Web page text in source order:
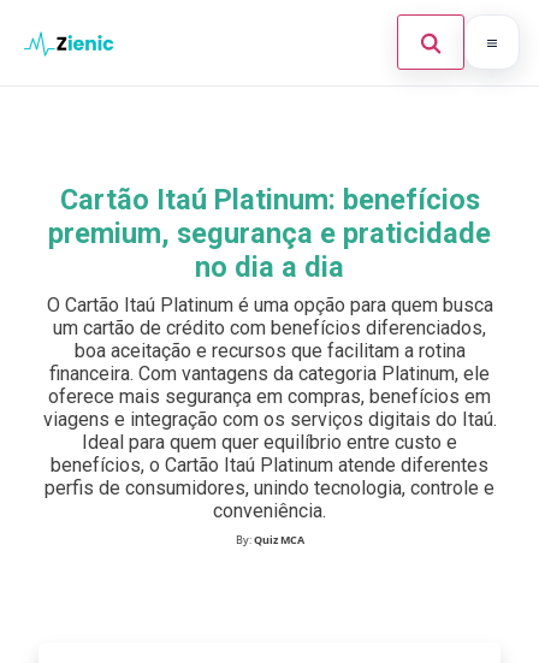
Abrir
Investimento
Legal
Buscar:
Pulsa Enter para buscar o ESC para cerrar.
Cartão Itaú Platinum: benefícios
premium, segurança e praticidade
no dia a dia
O Cartão Itaú Platinum é uma opção para quem busca
um cartão de crédito com benefícios diferenciados,
boa aceitação e recursos que facilitam a rotina
financeira. Com vantagens da categoria Platinum, ele
oferece mais segurança em compras, benefícios em
viagens e integração com os serviços digitais do Itaú.
Ideal para quem quer equilíbrio entre custo e
benefícios, o Cartão Itaú Platinum atende diferentes
perfis de consumidores, unindo tecnologia, controle e
conveniência.
By:Quiz MCA